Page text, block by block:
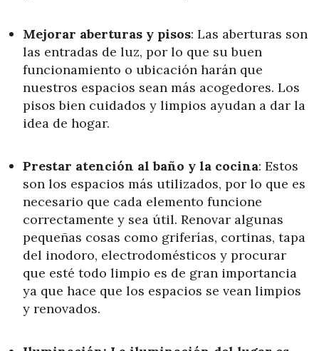
Mejorar aberturas y pisos: Las aberturas son
las entradas de luz, por lo que su buen
funcionamiento o ubicación harán que
nuestros espacios sean más acogedores. Los
pisos bien cuidados y limpios ayudan a dar la
idea de hogar.
Prestar atención al baño y la cocina: Estos
son los espacios más utilizados, por lo que es
necesario que cada elemento funcione
correctamente y sea útil. Renovar algunas
pequeñas cosas como griferías, cortinas, tapa
del inodoro, electrodomésticos y procurar
que esté todo limpio es de gran importancia
ya que hace que los espacios se vean limpios
y renovados.